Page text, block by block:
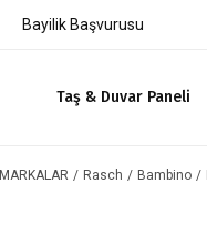
Bayilik Başvurusu
Taş & Duvar Paneli
MARKALAR Rasch Bambino